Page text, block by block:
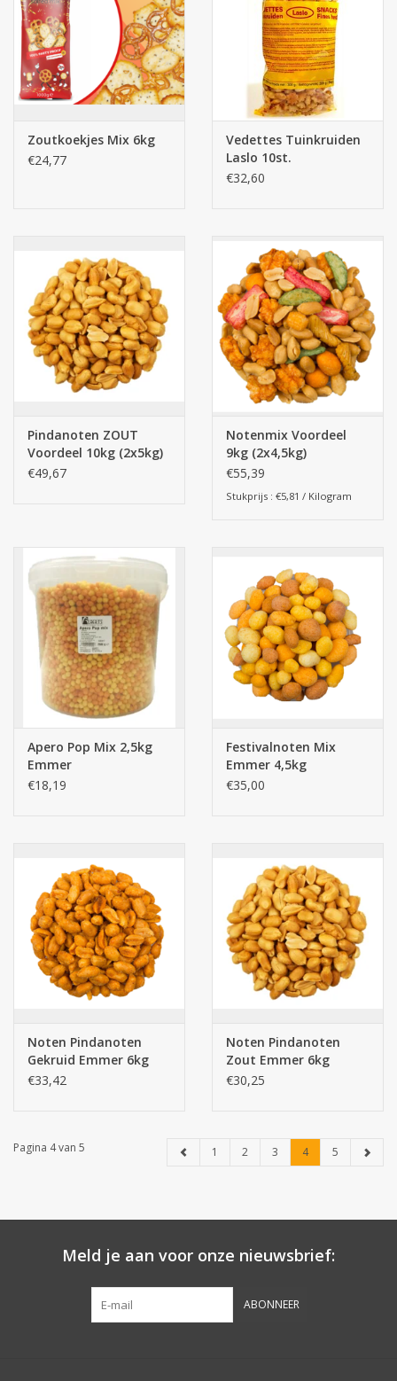
Zoutkoekjes Mix 6kg
€24,77
Vedettes Tuinkruiden
Laslo 10st.
€32,60
Pindanoten ZOUT
Voordeel 10kg (2x5kg)
€49,67
Notenmix Voordeel
9kg (2x4,5kg)
€55,39
Stukprijs : €5,81 / Kilogram
Apero Pop Mix 2,5kg
Emmer
€18,19
Festivalnoten Mix
Emmer 4,5kg
€35,00
Noten Pindanoten
Gekruid Emmer 6kg
€33,42
Noten Pindanoten
Zout Emmer 6kg
€30,25
Pagina 4 van 5 1 2 3 4 5
Meld je aan voor onze nieuwsbrief:
ABONNEER